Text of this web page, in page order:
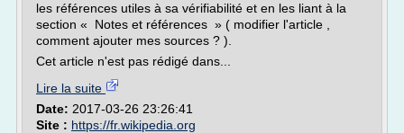
les références utiles à sa vérifiabilité et en les liant à la
section « Notes et références » ( modifier l'article ,
comment ajouter mes sources ? ).
Cet article n'est pas rédigé dans...
Lire la suite
Date: 2017-03-26 23:26:41
Site : https://fr.wikipedia.org